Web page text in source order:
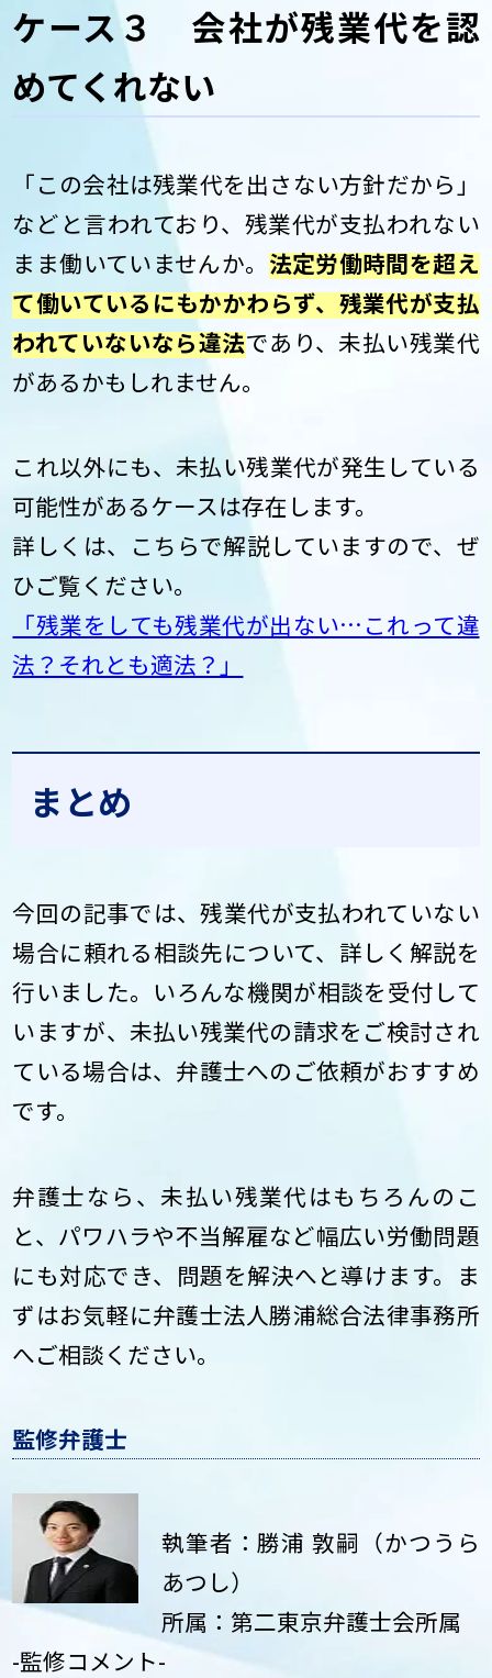
ケース３ 会社が残業代を認
めてくれない
「この会社は残業代を出さない方針だから」
などと言われており、残業代が支払われない
まま働いていませんか。 法定労働時間を超え
て働いているにもかかわらず、残業代が支払
われていないなら違法であり、未払い残業代
があるかもしれません。
これ以外にも、未払い残業代が発生している
可能性があるケースは存在します。
詳しくは、こちらで解説していますので、ぜ
ひご覧ください。
「残業をしても残業代が出ない…これって違
法？それとも適法？」
まとめ
今回の記事では、残業代が支払われていない
場合に頼れる相談先について、詳しく解説を
行いました。いろんな機関が相談を受付して
いますが、未払い残業代の請求をご検討され
ている場合は、弁護士へのご依頼がおすすめ
です。
弁護士なら、未払い残業代はもちろんのこ
と、パワハラや不当解雇など幅広い労働問題
にも対応でき、問題を解決へと導けます。ま
ずはお気軽に弁護士法人勝浦総合法律事務所
へご相談ください。
監修弁護士
執筆者：勝浦 敦嗣（かつうら
あつし）
所属：第二東京弁護士会所属
-監修コメント-